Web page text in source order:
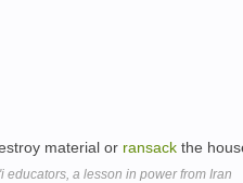
material or ransack the
educators, a lesson in power from Iran